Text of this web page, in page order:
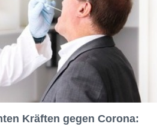
Kräften gegen Corona: